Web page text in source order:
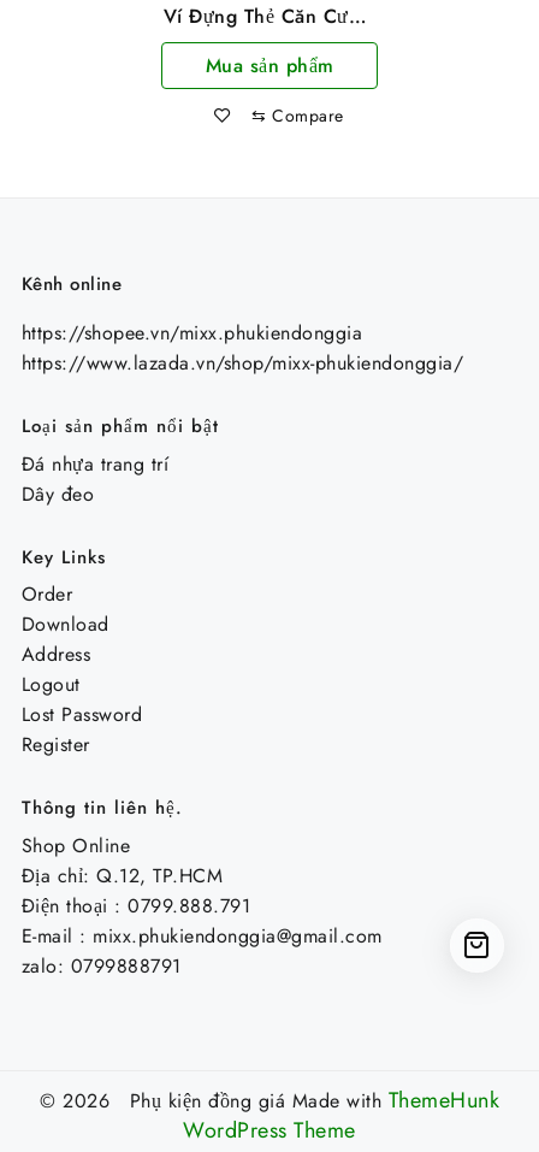
Ví Đựng Thẻ Căn Cước,
ATM Hình Gấu
Mua sản phẩm
⇆ Compare
Kênh online
https://shopee.vn/mixx.phukiendonggia
https://www.lazada.vn/shop/mixx-phukiendonggia/
Loại sản phẩm nổi bật
Đá nhựa trang trí
Dây đeo
Key Links
Order
Download
Address
Logout
Lost Password
Register
Thông tin liên hệ.
Shop Online
Địa chỉ: Q.12, TP.HCM
Điện thoại : 0799.888.791
E-mail : mixx.phukiendonggia@gmail.com
zalo: 0799888791
© 2026 Phụ kiện đồng giá Made with ThemeHunk
WordPress Theme